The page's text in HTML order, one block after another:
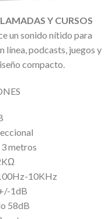
Y CURSOS
un sonido nítido para
línea, podcasts, juegos y
compacto.
metros
10KHz
1dB
58dB